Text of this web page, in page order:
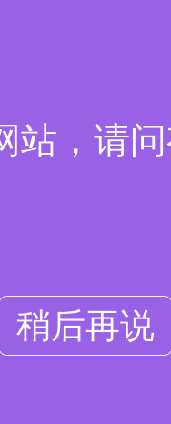
站，请
稍后再说